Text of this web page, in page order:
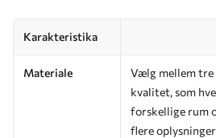
Karakteristika
Materiale
Vælg mellem
kvalitet, som
forskellige rum
flere